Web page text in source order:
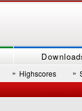
» Highscores »